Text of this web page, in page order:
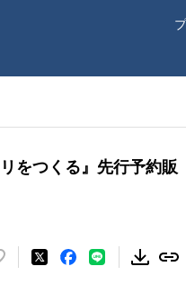
をつくる』先行予約販